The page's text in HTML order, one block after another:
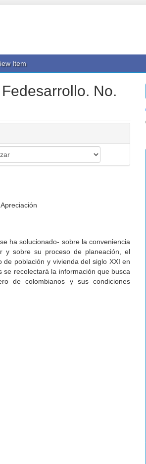
Item
No.
ha solucionado- sobre la conveniencia
y sobre su proceso de planeación, el
población y vivienda del siglo XXI en
recolectará la información que busca
de colombianos y sus condiciones